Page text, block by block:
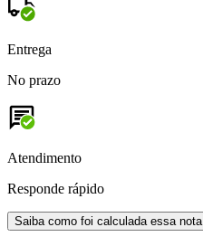
Entrega
No prazo
Atendimento
Responde rápido
Saiba como foi calculada essa nota